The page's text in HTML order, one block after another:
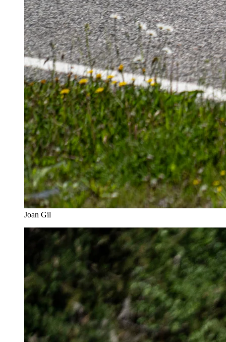
Joan Gil